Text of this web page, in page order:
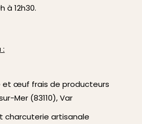
à 12h30.
:
et œuf frais de producteurs
Mer (83110), Var
charcuterie artisanale